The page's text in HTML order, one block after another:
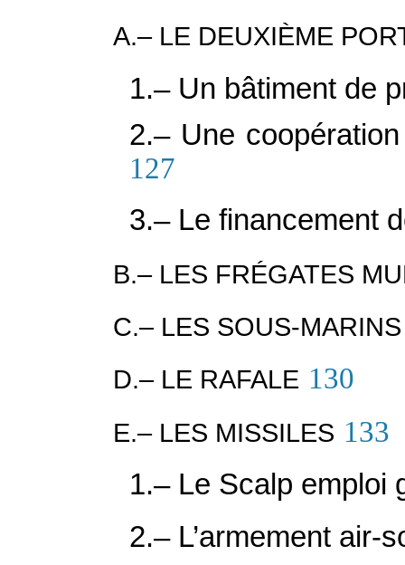
A.– LE DEUXIÈME
1.– Un bâtiment de
2.– Une
127
3.– Le financement
B.– LES FRÉGATES
C.– LES SOUS-
D.– LE RAFALE 130
E.– LES MISSILES 133
1.– Le Scalp emploi
2.– L’armement air-